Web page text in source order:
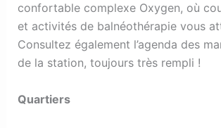
confortable complexe Oxygen, où
et activités de balnéothérapie vous
Consultez également l’agenda des
de la station, toujours très rempli !
Quartiers